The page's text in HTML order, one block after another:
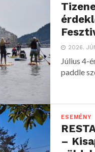
2026.
Július 4-
paddle
ESEMÉNY
–